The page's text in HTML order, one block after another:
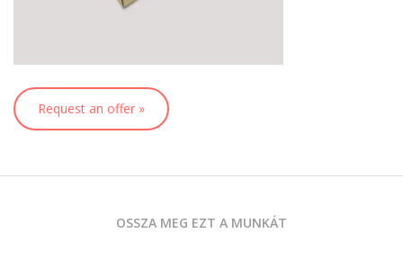
Request an offer »
OSSZA MEG EZT A MUNKÁT